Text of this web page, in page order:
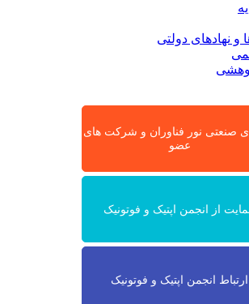
نهادهای دولتی
صنعتی نور فناوران و شرکت های
عضو
از انجمن اپتیک و فوتونیک
انجمن اپتیک و فوتونیک